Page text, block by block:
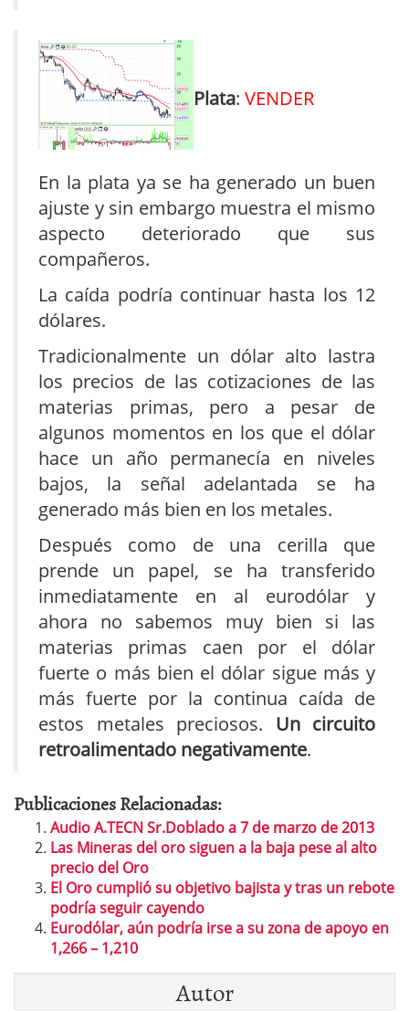
Plata: VENDER
En la plata ya se ha generado un buen
ajuste y sin embargo muestra el mismo
aspecto deteriorado que sus
compañeros.
La caída podría continuar hasta los 12
dólares.
Tradicionalmente un dólar alto lastra
los precios de las cotizaciones de las
materias primas, pero a pesar de
algunos momentos en los que el dólar
hace un año permanecía en niveles
bajos, la señal adelantada se ha
generado más bien en los metales.
Después como de una cerilla que
prende un papel, se ha transferido
inmediatamente en al eurodólar y
ahora no sabemos muy bien si las
materias primas caen por el dólar
fuerte o más bien el dólar sigue más y
más fuerte por la continua caída de
estos metales preciosos. Un circuito
retroalimentado negativamente.
Publicaciones Relacionadas:
Audio A.TECN Sr.Doblado a 7 de marzo de 2013
Las Mineras del oro siguen a la baja pese al alto
precio del Oro
El Oro cumplió su objetivo bajista y tras un rebote
podría seguir cayendo
Eurodólar, aún podría irse a su zona de apoyo en
1,266 – 1,210
Autor